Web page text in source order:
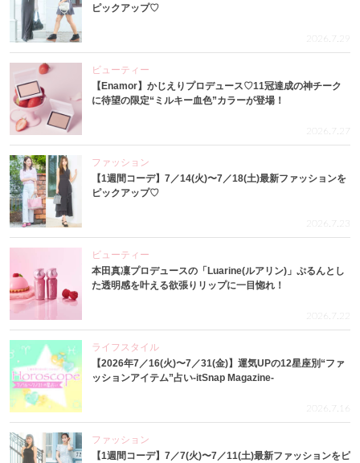
ピックアップ♡
2026.7.29
ビューティー
【Enamor】かじえりプロデュース♡11冠達成の神チーク
に待望の限定“ミルキー血色”カラーが登場！
2026.7.27
ファッション
【1週間コーデ】7／14(火)〜7／18(土)最新ファッションを
ピックアップ♡
2026.7.23
ビューティー
本田真凜プロデュースの「Luarine(ルアリン)」ぷるんとし
た透明感を叶える欲張りリップに一目惚れ！
2026.7.22
ライフスタイル
【2026年7／16(火)〜7／31(金)】運気UPの12星座別“ファ
ッションアイテム”占い-itSnap Magazine-
2026.7.16
ファッション
【1週間コーデ】7／7(火)〜7／11(土)最新ファッションをピ